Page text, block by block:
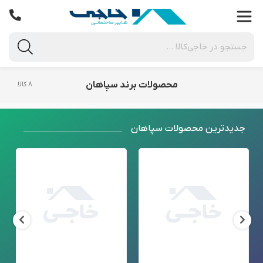
محصولات برند سپاهان ۸ کالا
جدید‌ترین محصولات سپاهان